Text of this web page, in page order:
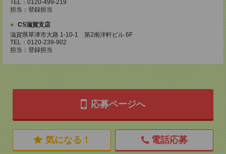
TEL：0120-499-219
担当：登録担当
CS滋賀支店
滋賀県草津市大路 1-10-1 第2南洋軒ビル 6F
TEL：0120-239-902
担当：登録担当
応募ページへ
気になる！ 電話応募